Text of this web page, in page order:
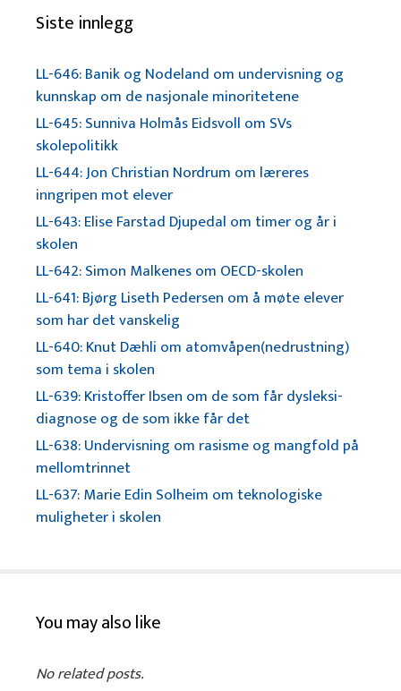
Siste innlegg
LL-646: Banik og Nodeland om undervisning og
kunnskap om de nasjonale minoritetene
LL-645: Sunniva Holmås Eidsvoll om SVs
skolepolitikk
LL-644: Jon Christian Nordrum om læreres
inngripen mot elever
LL-643: Elise Farstad Djupedal om timer og år i
skolen
LL-642: Simon Malkenes om OECD-skolen
LL-641: Bjørg Liseth Pedersen om å møte elever
som har det vanskelig
LL-640: Knut Dæhli om atomvåpen(nedrustning)
som tema i skolen
LL-639: Kristoffer Ibsen om de som får dysleksi-
diagnose og de som ikke får det
LL-638: Undervisning om rasisme og mangfold på
mellomtrinnet
LL-637: Marie Edin Solheim om teknologiske
muligheter i skolen
You may also like
No related posts.